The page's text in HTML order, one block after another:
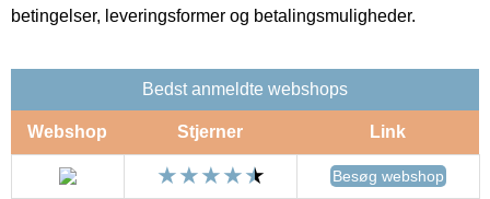
betingelser, leveringsformer og betalingsmuligheder.
Bedst anmeldte webshops
Webshop Stjerner Link
Besøg webshop